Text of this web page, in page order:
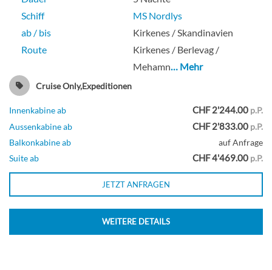
Schiff
MS Nordlys
ab / bis
Kirkenes / Skandinavien
Route
Kirkenes / Berlevag /
Mehamn… Mehr
Cruise Only,Expeditionen
Innenkabine ab CHF 2'244.00 p.P.
Aussenkabine ab
CHF 2'833.00 p.P.
Balkonkabine ab
auf Anfrage
Suite ab
CHF 4'469.00 p.P.
JETZT ANFRAGEN
WEITERE DETAILS